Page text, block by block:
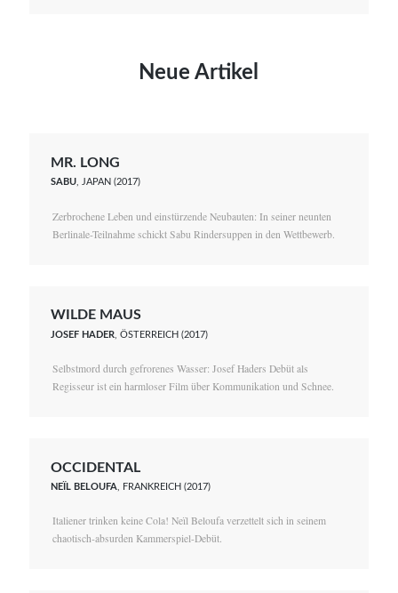
Neue Artikel
MR. LONG
SABU, JAPAN (2017)
Zerbrochene Leben und einstürzende Neubauten: In seiner neunten
Berlinale-Teilnahme schickt Sabu Rindersuppen in den Wettbewerb.
WILDE MAUS
JOSEF HADER , ÖSTERREICH (2017)
Selbstmord durch gefrorenes Wasser: Josef Haders Debüt als
Regisseur ist ein harmloser Film über Kommunikation und Schnee.
OCCIDENTAL
NEÏL BELOUFA , FRANKREICH (2017)
Italiener trinken keine Cola! Neïl Beloufa verzettelt sich in seinem
chaotisch-absurden Kammerspiel-Debüt.